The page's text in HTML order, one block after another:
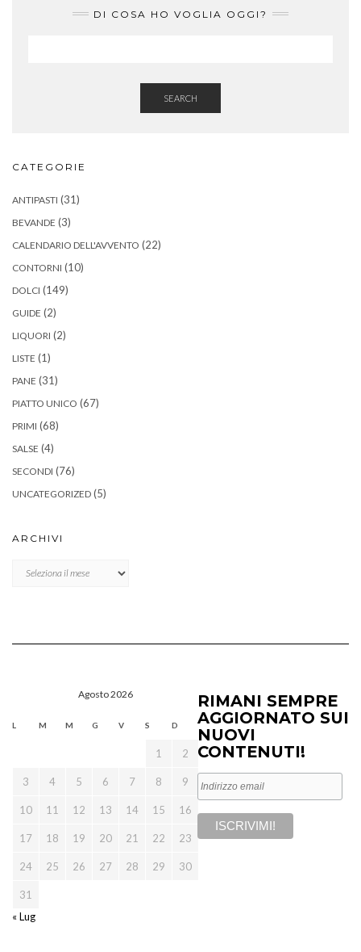
DI COSA HO VOGLIA OGGI?
SEARCH
CATEGORIE
ANTIPASTI (31)
BEVANDE (3)
CALENDARIO DELL'AVVENTO (22)
CONTORNI (10)
DOLCI (149)
GUIDE (2)
LIQUORI (2)
LISTE (1)
PANE (31)
PIATTO UNICO (67)
PRIMI (68)
SALSE (4)
SECONDI (76)
UNCATEGORIZED (5)
ARCHIVI
Agosto 2026
L M M G V S D
1 2
3 4 5 6 7 8 9
10 11 12 13 14 15 16
17 18 19 20 21 22 23
24 25 26 27 28 29 30
31
« Lug
RIMANI SEMPRE
AGGIORNATO SUI
NUOVI
CONTENUTI!